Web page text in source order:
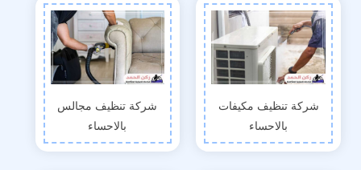
شركة تنظيف مكيفات
بالاحساء
شركة تنظيف مجالس
بالاحساء